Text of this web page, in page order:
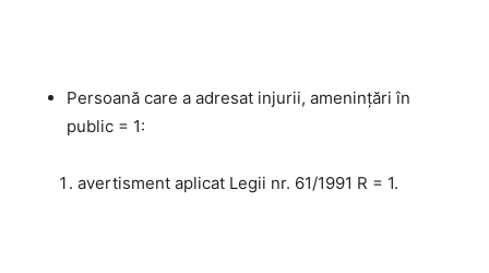
Persoană care a adresat injurii, amenințări în
public = 1:
avertisment aplicat Legii nr. 61/1991 R = 1.